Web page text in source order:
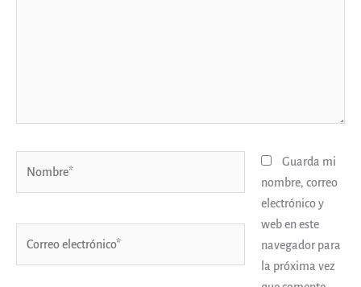
Guarda mi
nombre, correo
electrónico y
web en este
navegador para
la próxima vez